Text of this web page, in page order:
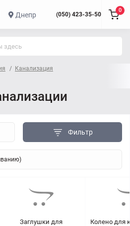
Днепр (050) 423-35-50
0
Канализация
Фильтр
Заглушки для
Колено для